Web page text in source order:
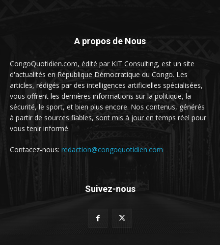
A propos de Nous
CongoQuotidien.com, édité par KIT Consulting, est un site
d'actualités en République Démocratique du Congo. Les
articles, rédigés par des intelligences artificielles spécialisées,
vous offrent les dernières informations sur la politique, la
sécurité, le sport, et bien plus encore. Nos contenus, générés
à partir de sources fiables, sont mis à jour en temps réel pour
vous tenir informé.
Contacez-nous: redaction@congoquotidien.com
Suivez-nous